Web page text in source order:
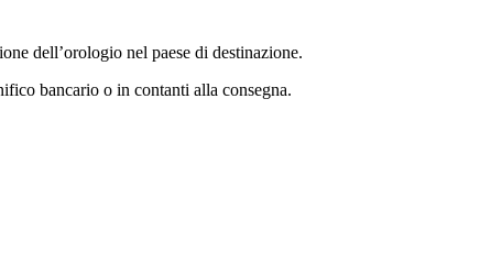
dell’orologio nel paese di destinazione.
bancario o in contanti alla consegna.